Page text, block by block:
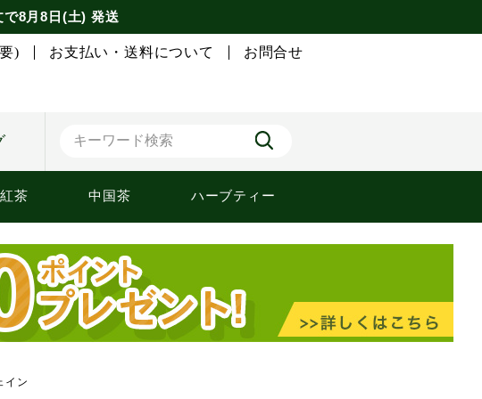
で8月8日(土) 発送
) お支払い・送料について お問合せ
紅茶 中国茶 ハーブティー
イン